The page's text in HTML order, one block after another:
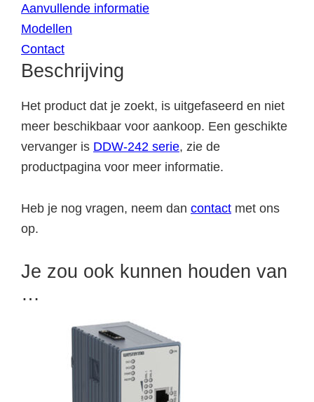
Aanvullende informatie
Modellen
Contact
Beschrijving
Het product dat je zoekt, is uitgefaseerd en niet
meer beschikbaar voor aankoop. Een geschikte
vervanger is DDW-242 serie, zie de
productpagina voor meer informatie.
Heb je nog vragen, neem dan contact met ons
op.
Je zou ook kunnen houden van
…